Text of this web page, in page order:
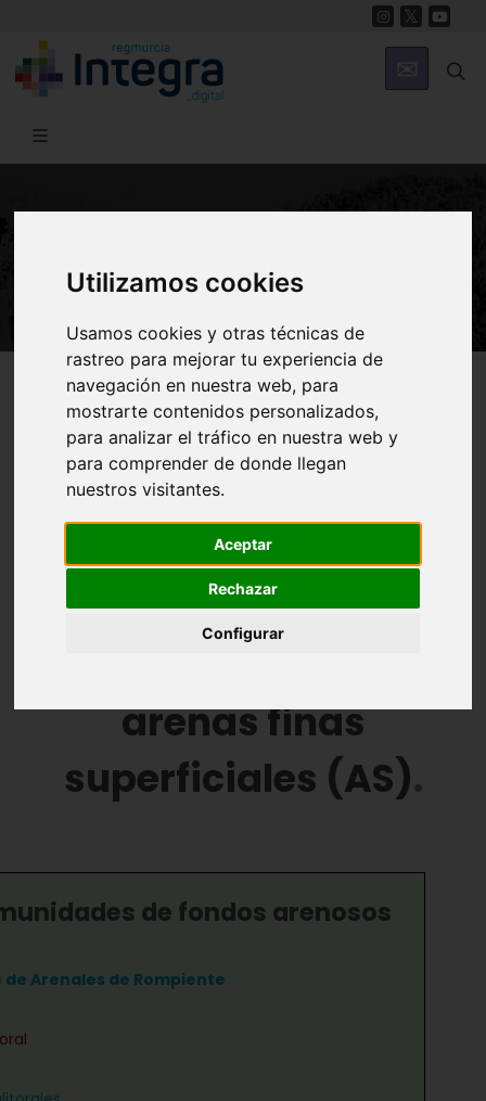
Utilizamos cookies
Usamos cookies y otras técnicas de
rastreo para mejorar tu experiencia de
navegación en nuestra web, para
mostrarte contenidos personalizados,
para analizar el tráfico en nuestra web y
para comprender de donde llegan
nuestros visitantes.
Aceptar
Rechazar
Configurar
Vida en los fondos
Región de Murcia Digital Naturaleza
Introducción Bentos
Comunidades Bentónicas
arenas finas
superficiales (AS)
de fondos arenosos
de Arenales de Rompiente